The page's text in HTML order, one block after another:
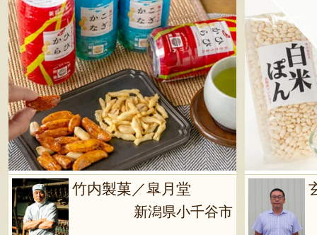
竹内製菓／皐月堂
新潟県小千谷市